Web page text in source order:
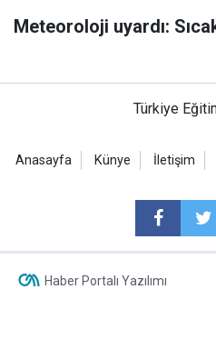
Meteoroloji uyardı:
Türkiye
Anasayfa Künye İletişim
Haber Portalı Yazılımı